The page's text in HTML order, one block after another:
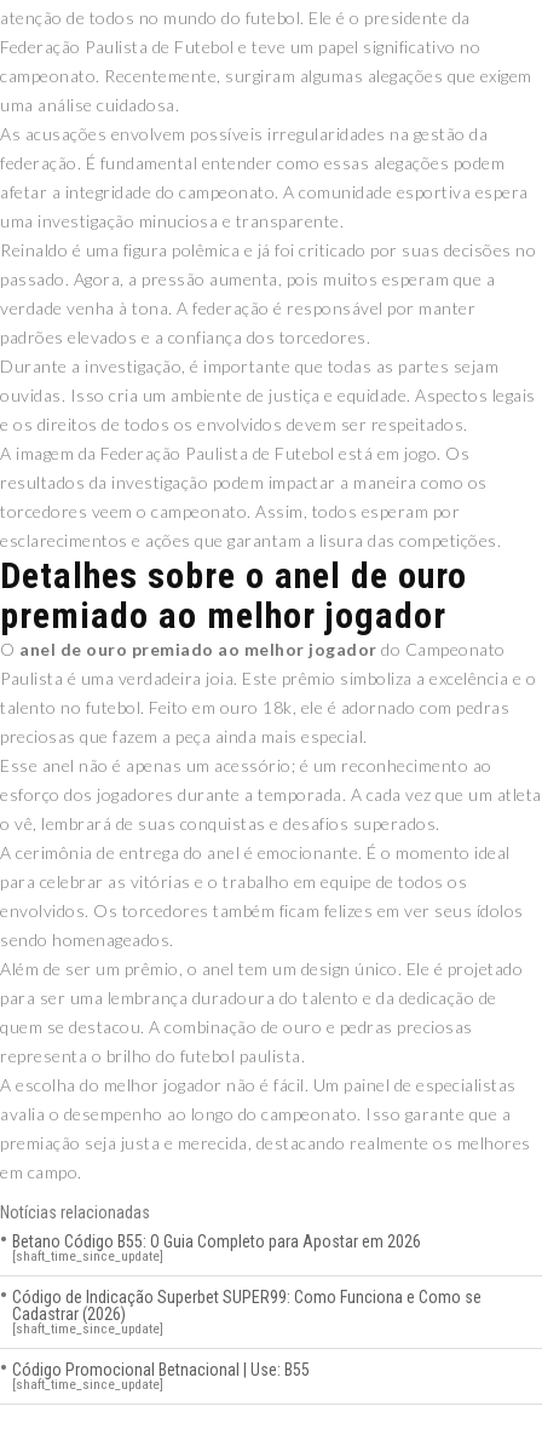
atenção de todos no mundo do futebol. Ele é o presidente da
Federação Paulista de Futebol e teve um papel significativo no
campeonato. Recentemente, surgiram algumas alegações que exigem
uma análise cuidadosa.
As acusações envolvem possíveis irregularidades na gestão da
federação. É fundamental entender como essas alegações podem
afetar a integridade do campeonato. A comunidade esportiva espera
uma investigação minuciosa e transparente.
Reinaldo é uma figura polêmica e já foi criticado por suas decisões no
passado. Agora, a pressão aumenta, pois muitos esperam que a
verdade venha à tona. A federação é responsável por manter
padrões elevados e a confiança dos torcedores.
Durante a investigação, é importante que todas as partes sejam
ouvidas. Isso cria um ambiente de justiça e equidade. Aspectos legais
e os direitos de todos os envolvidos devem ser respeitados.
A imagem da Federação Paulista de Futebol está em jogo. Os
resultados da investigação podem impactar a maneira como os
torcedores veem o campeonato. Assim, todos esperam por
esclarecimentos e ações que garantam a lisura das competições.
Detalhes sobre o anel de ouro
premiado ao melhor jogador
O anel de ouro premiado ao melhor jogador do Campeonato
Paulista é uma verdadeira joia. Este prêmio simboliza a excelência e o
talento no futebol. Feito em ouro 18k, ele é adornado com pedras
preciosas que fazem a peça ainda mais especial.
Esse anel não é apenas um acessório; é um reconhecimento ao
esforço dos jogadores durante a temporada. A cada vez que um atleta
o vê, lembrará de suas conquistas e desafios superados.
A cerimônia de entrega do anel é emocionante. É o momento ideal
para celebrar as vitórias e o trabalho em equipe de todos os
envolvidos. Os torcedores também ficam felizes em ver seus ídolos
sendo homenageados.
Além de ser um prêmio, o anel tem um design único. Ele é projetado
para ser uma lembrança duradoura do talento e da dedicação de
quem se destacou. A combinação de ouro e pedras preciosas
representa o brilho do futebol paulista.
A escolha do melhor jogador não é fácil. Um painel de especialistas
avalia o desempenho ao longo do campeonato. Isso garante que a
premiação seja justa e merecida, destacando realmente os melhores
em campo.
Notícias relacionadas
Betano Código B55: O Guia Completo para Apostar em 2026
[shaft_time_since_update]
Código de Indicação Superbet SUPER99: Como Funciona e Como se
Cadastrar (2026)
[shaft_time_since_update]
Código Promocional Betnacional | Use: B55
[shaft_time_since_update]